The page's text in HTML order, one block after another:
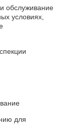
обслуживание
условиях,
для